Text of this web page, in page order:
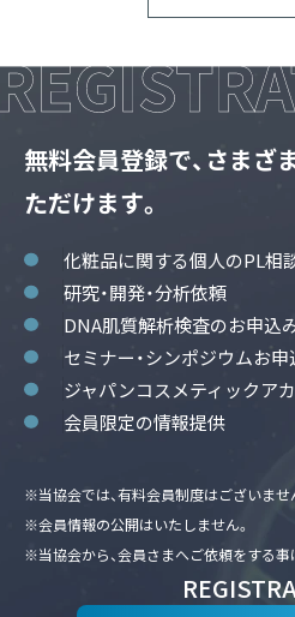
無料会員登録で、さまざ
ただけます。
化粧品に関する個人のPL相
研究・開発・分析依頼
DNA肌質解析検査のお申込
セミナー・シンポジウムお申
ジャパンコスメティックア
会員限定の情報提供
※当協会では、有料会員制度はございませ
※会員情報の公開はいたしません。
※当協会から、会員さまへご依頼をする事